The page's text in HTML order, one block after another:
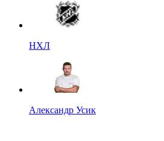
НХЛ
Александр Усик